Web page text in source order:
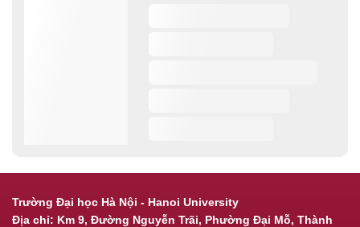
Trường Đại học Hà Nội - Hanoi University
Địa chỉ: Km 9, Đường Nguyễn Trãi, Phường Đại Mỗ, Thành